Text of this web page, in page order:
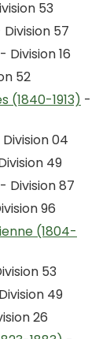
53
Division 57
- Division 16
52
(1840-1913) -
04
49
- Division 87
96
(1804-
53
49
26